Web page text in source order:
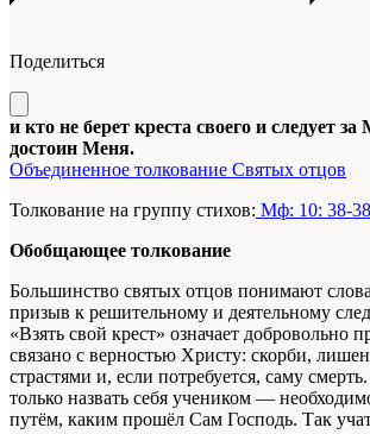
Поделиться
и кто не берет креста своего и следует
достоин Меня.
Объединенное толкование Святых отцов
Толкование на группу стихов: Мф: 10: 38-38
Обобщающее толкование
Большинство святых отцов понимают
призыв к решительному и деятельному
«Взять свой крест» означает добровольно
связано с верностью Христу: скорби,
страстями и, если потребуется, саму
только назвать себя учеником —
путём, каким прошёл Сам Господь. Так